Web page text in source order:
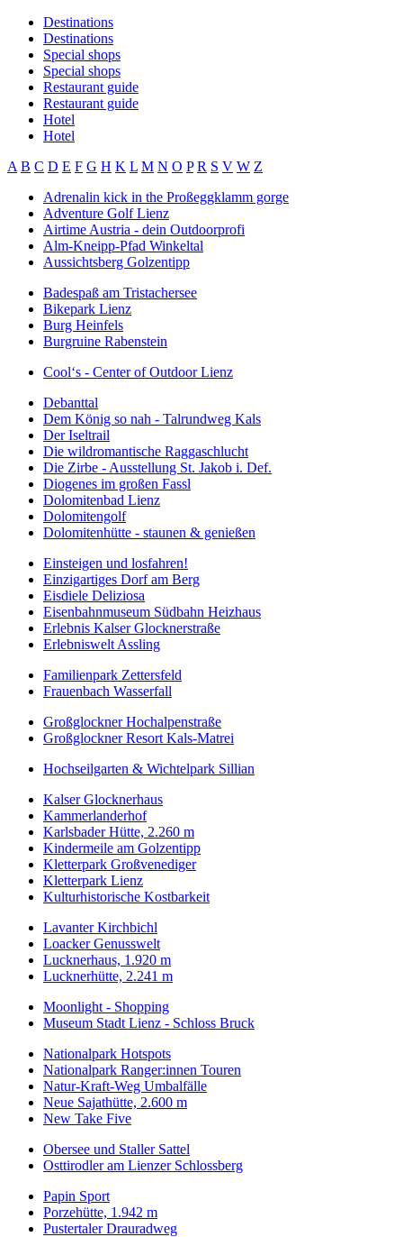
Destinations
Destinations
Special shops
Special shops
Restaurant guide
Restaurant guide
Hotel
Hotel
A B C D E F G H K L M N O P R S V W Z
Adrenalin kick in the Proßeggklamm gorge
Adventure Golf Lienz
Airtime Austria - dein Outdoorprofi
Alm-Kneipp-Pfad Winkeltal
Aussichtsberg Golzentipp
Badespaß am Tristachersee
Bikepark Lienz
Burg Heinfels
Burgruine Rabenstein
Cool‘s - Center of Outdoor Lienz
Debanttal
Dem König so nah - Talrundweg Kals
Der Iseltrail
Die wildromantische Raggaschlucht
Die Zirbe - Ausstellung St. Jakob i. Def.
Diogenes im großen Fassl
Dolomitenbad Lienz
Dolomitengolf
Dolomitenhütte - staunen & genießen
Einsteigen und losfahren!
Einzigartiges Dorf am Berg
Eisdiele Deliziosa
Eisenbahnmuseum Südbahn Heizhaus
Erlebnis Kalser Glocknerstraße
Erlebniswelt Assling
Familienpark Zettersfeld
Frauenbach Wasserfall
Großglockner Hochalpenstraße
Großglockner Resort Kals-Matrei
Hochseilgarten & Wichtelpark Sillian
Kalser Glocknerhaus
Kammerlanderhof
Karlsbader Hütte, 2.260 m
Kindermeile am Golzentipp
Kletterpark Großvenediger
Kletterpark Lienz
Kulturhistorische Kostbarkeit
Lavanter Kirchbichl
Loacker Genusswelt
Lucknerhaus, 1.920 m
Lucknerhütte, 2.241 m
Moonlight - Shopping
Museum Stadt Lienz - Schloss Bruck
Nationalpark Hotspots
Nationalpark Ranger:innen Touren
Natur-Kraft-Weg Umbalfälle
Neue Sajathütte, 2.600 m
New Take Five
Obersee und Staller Sattel
Osttirodler am Lienzer Schlossberg
Papin Sport
Porzehütte, 1.942 m
Pustertaler Drauradweg